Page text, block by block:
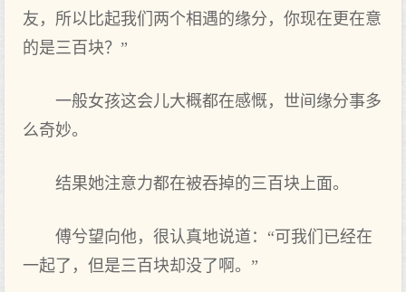
友，所以比起我们两个相遇的缘分，你现在更在意
的是三百块？”
一般女孩这会儿大概都在感慨，世间缘分事多
么奇妙。
结果她注意力都在被吞掉的三百块上面。
傅兮望向他，很认真地说道：“可我们已经在
一起了，但是三百块却没了啊。”